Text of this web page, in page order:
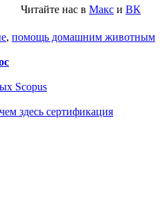
Читайте нас в Макс и ВК
, помощь домашним животным
Scopus
здесь сертификация